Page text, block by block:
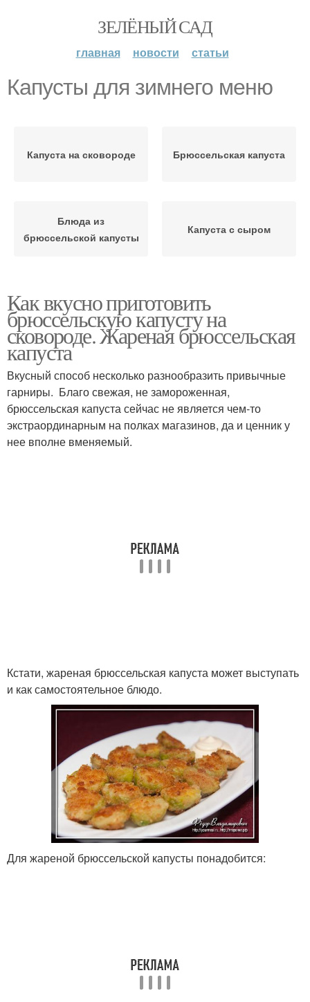
ЗЕЛЁНЫЙ САД
главная новости статьи
Капусты для зимнего меню
Капуста на сковороде Брюссельская капуста
Блюда из
брюссельской капусты
Капуста с сыром
Как вкусно приготовить
брюссельскую капусту на
сковороде. Жареная брюссельская
капуста
Вкусный способ несколько разнообразить привычные
гарниры. Благо свежая, не замороженная,
брюссельская капуста сейчас не является чем-то
экстраординарным на полках магазинов, да и ценник у
нее вполне вменяемый.
Кстати, жареная брюссельская капуста может выступать
и как самостоятельное блюдо.
Для жареной брюссельской капусты понадобится: